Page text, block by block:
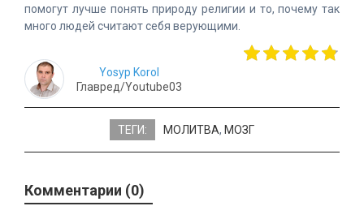
помогут лучше понять природу религии и то, почему так
много людей считают себя верующими.
Yosyp Korol
Главред/Youtube03
ТЕГИ: МОЛИТВА, МОЗГ
Комментарии (0)